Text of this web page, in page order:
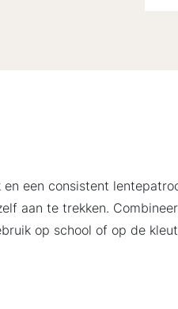
een consistent
aan te trekken.
op school of op de